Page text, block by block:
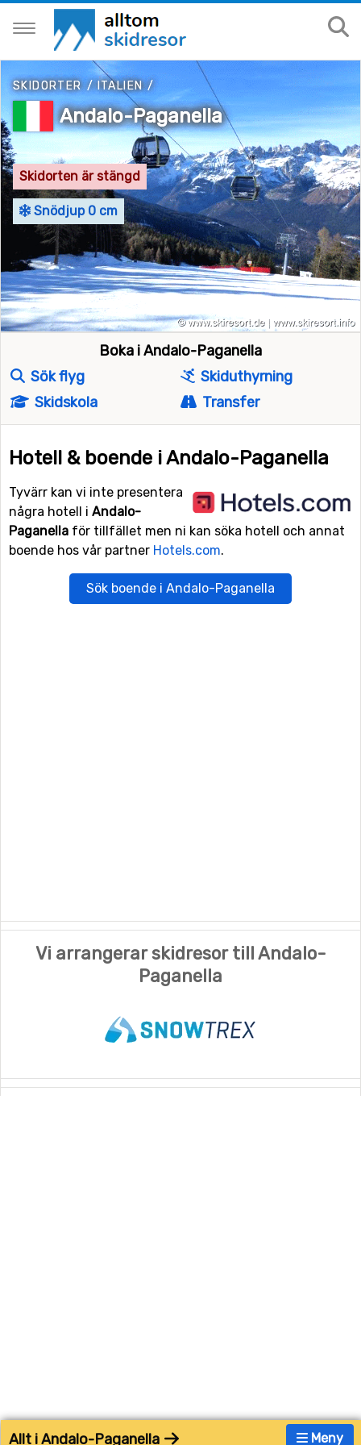
SKIDORTER/ITALIEN/
Andalo-Paganella
Skidorten är stängd
Snödjup 0 cm
Boka i Andalo-Paganella
Sök flyg
Skiduthyrning
Skidskola
Transfer
Hotell & boende i Andalo-Paganella
Tyvärr kan vi inte presentera
några hotell i Andalo-
Paganella för tillfället men ni kan söka hotell och annat
boende hos vår partner Hotels.com.
Sök boende i Andalo-Paganella
Vi arrangerar skidresor till Andalo-
Paganella
Meny
Allt i Andalo-Paganella